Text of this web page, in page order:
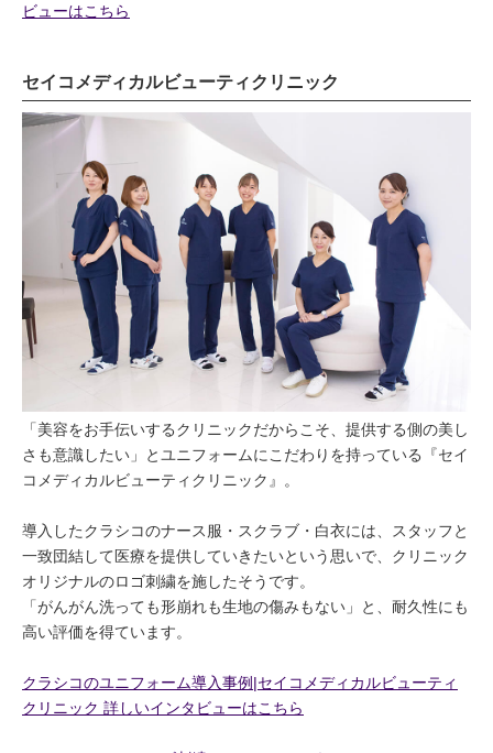
ビューはこちら
セイコメディカルビューティクリニック
「美容をお手伝いするクリニックだからこそ、提供する側の美し
さも意識したい」とユニフォームにこだわりを持っている『セイ
コメディカルビューティクリニック』。
導入したクラシコのナース服・スクラブ・白衣には、スタッフと
一致団結して医療を提供していきたいという思いで、クリニック
オリジナルのロゴ刺繍を施したそうです。
「がんがん洗っても形崩れも生地の傷みもない」と、耐久性にも
高い評価を得ています。
クラシコのユニフォーム導入事例|セイコメディカルビューティ
クリニック 詳しいインタビューはこちら